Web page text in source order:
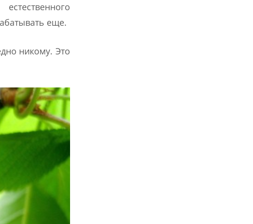
еще.
никому. Это